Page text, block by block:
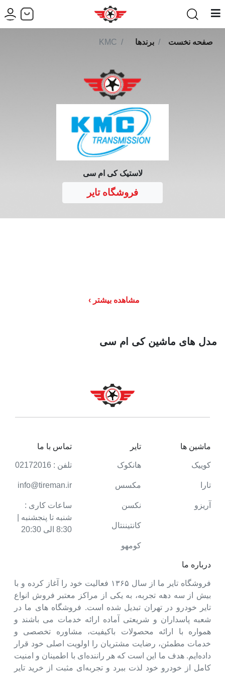
صفحه نخست برندها KMC
لاستیک کی ام سی
فروشگاه تایر
مشاهده بیشتر
مدل های ماشین کی ام سی
درباره ما
فروشگاه تایر ما از سال ۱۳۶۵ فعالیت خود را آغاز کرده و با
بیش از سه دهه تجربه، به یکی از مراکز معتبر فروش انواع
تایر خودرو در تهران تبدیل شده است. فروشگاه های ما در
شعبه پاسداران و شریعتی آماده ارائه خدمات می باشند و
همواره با ارائه محصولات باکیفیت، مشاوره تخصصی و
خدمات مطمئن، رضایت مشتریان را اولویت اصلی خود قرار
داده‌ایم. هدف ما این است که هر راننده‌ای با اطمینان و امنیت
کامل از خودرو خود لذت ببرد و تجربه‌ای مثبت از خرید تایر
ماشین ها
کوییک
تارا
آریزو
تایر
هانکوک
مکسس
نکسن
کانتیننتال
کومهو
تماس با ما
تلفن : 02172016
info@tireman.ir
ساعات کاری :
شنبه تا پنجشنبه |
8:30 الی 20:30